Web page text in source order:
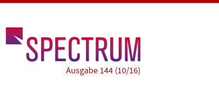
Ausgabe 144 (10/16)